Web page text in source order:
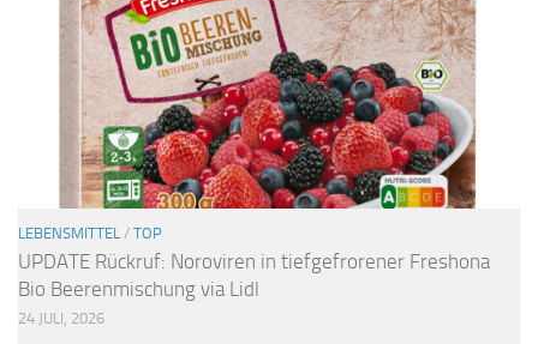
LEBENSMITTEL / TOP
UPDATE Rückruf: Noroviren in tiefgefrorener Freshona
Bio Beerenmischung via Lidl
24 JULI, 2026